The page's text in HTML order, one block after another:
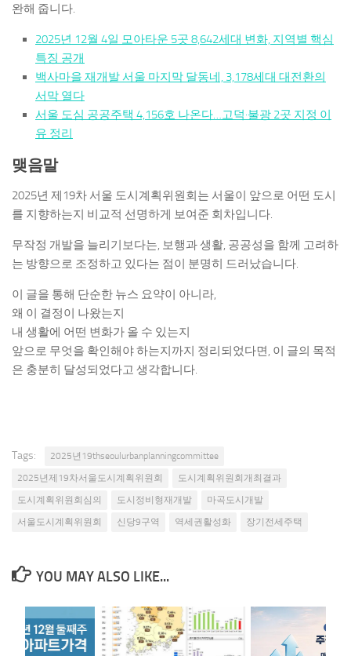
완해 줍니다.
2025년 12월 4일 모아타운 5곳 8,642세대 변화, 지역별 핵심
특징 공개
백사마을 재개발 서울 마지막 달동네, 3,178세대 대전환의
서막 열다
서울 도심 공공주택 4,156호 나온다…고덕·불광 2곳 지정 이
유 정리
맺음말
2025년 제19차 서울 도시계획위원회는 서울이 앞으로 어떤 도시
를 지향하는지 비교적 선명하게 보여준 회차입니다.
무작정 개발을 늘리기보다는, 보행과 생활, 공공성을 함께 고려하
는 방향으로 조정하고 있다는 점이 분명히 드러났습니다.
이 글을 통해 단순한 뉴스 요약이 아니라,
왜 이 결정이 나왔는지
내 생활에 어떤 변화가 올 수 있는지
앞으로 무엇을 확인해야 하는지까지 정리되었다면, 이 글의 목적
은 충분히 달성되었다고 생각합니다.
Tags:
2025년19thseoulurbanplanningcommittee
2025년제19차서울도시계획위원회
도시계획위원회개최결과
도시계획위원회심의
도시정비형재개발
마곡도시개발
서울도시계획위원회
신당9구역 역세권활성화 장기전세주택
YOU MAY ALSO LIKE...